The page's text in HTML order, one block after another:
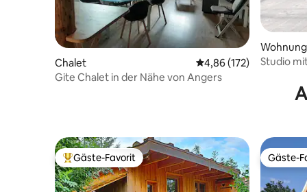
Chalet Durchschnittliche
4,86 (172)
Gite Chalet in der Nähe von Angers
Wohnung
Studio
Beliebter Gäste-Favorit.
Gäste-Favorit Gäste-
Gäste-